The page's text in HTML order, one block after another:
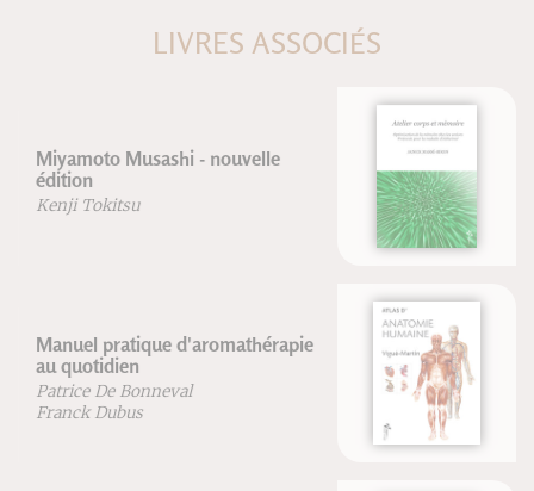
LIVRES ASSOCIÉS
Atelier corps et mémoire
Atlas d'Anatomie Humaine